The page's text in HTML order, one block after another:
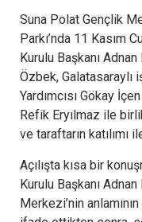
Suna Polat Gençlik
Parkı’nda 11 Kasım
Kurulu Başkanı
Özbek, Galatasaraylı
Yardımcısı Gökay
Refik Eryılmaz ile
ve taraftarın katılımı
Açılışta kısa bir
Kurulu Başkanı
Merkezi’nin